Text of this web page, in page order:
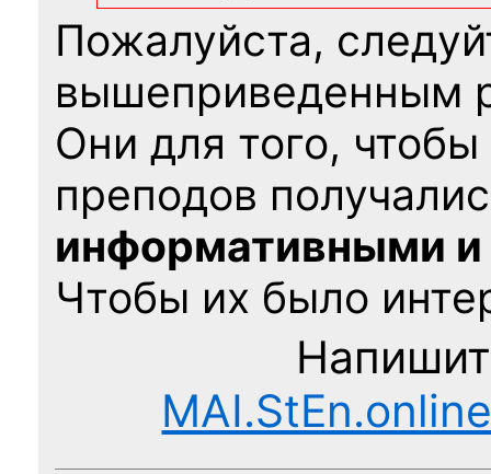
Пожалуйста,
вышеприведенным
Они для того,
преподов
информативными
Чтобы их было